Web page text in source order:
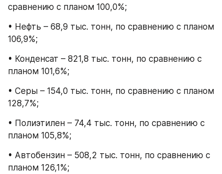
сравнению с планом 100,0%;
• Нефть – 68,9 тыс. тонн, по сравнению с планом
106,9%;
• Конденсат – 821,8 тыс. тонн, по сравнению с
планом 101,6%;
• Серы – 154,0 тыс. тонн, по сравнению с планом
128,7%;
• Полиэтилен – 74,4 тыс. тонн, по сравнению с
планом 105,8%;
• Автобензин – 508,2 тыс. тонн, по сравнению с
планом 126,1%;